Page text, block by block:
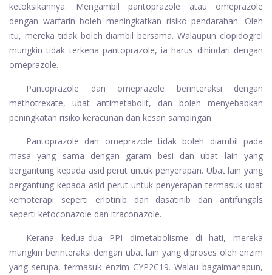
ketoksikannya. Mengambil pantoprazole atau omeprazole
dengan warfarin boleh meningkatkan risiko pendarahan. Oleh
itu, mereka tidak boleh diambil bersama. Walaupun clopidogrel
mungkin tidak terkena pantoprazole, ia harus dihindari dengan
omeprazole.
Pantoprazole dan omeprazole berinteraksi dengan
methotrexate, ubat antimetabolit, dan boleh menyebabkan
peningkatan risiko keracunan dan kesan sampingan.
Pantoprazole dan omeprazole tidak boleh diambil pada
masa yang sama dengan garam besi dan ubat lain yang
bergantung kepada asid perut untuk penyerapan. Ubat lain yang
bergantung kepada asid perut untuk penyerapan termasuk ubat
kemoterapi seperti erlotinib dan dasatinib dan antifungals
seperti ketoconazole dan itraconazole.
Kerana kedua-dua PPI dimetabolisme di hati, mereka
mungkin berinteraksi dengan ubat lain yang diproses oleh enzim
yang serupa, termasuk enzim CYP2C19. Walau bagaimanapun,